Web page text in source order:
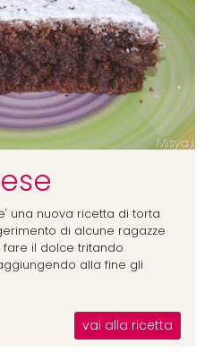
una nuova ricetta di torta
di alcune ragazze
fare il dolce tritando
alla fine gli
vai alla ricetta